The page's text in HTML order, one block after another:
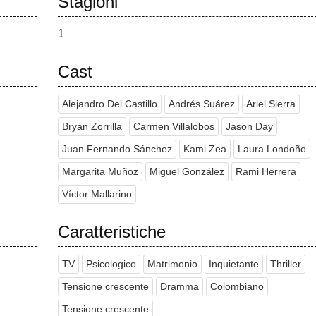
1
Cast
Alejandro Del Castillo Andrés Suárez Ariel Sierra
Bryan Zorrilla Carmen Villalobos Jason Day
Juan Fernando Sánchez Kami Zea Laura Londoño
Margarita Muñoz Miguel González Rami Herrera
Víctor Mallarino
Caratteristiche
TV Psicologico Matrimonio Inquietante Thriller
Tensione crescente Dramma Colombiano
Tensione crescente